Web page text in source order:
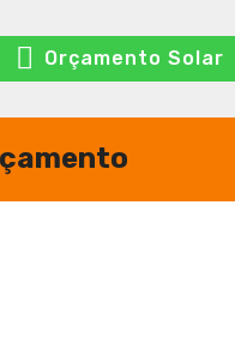
Orçamento Solar